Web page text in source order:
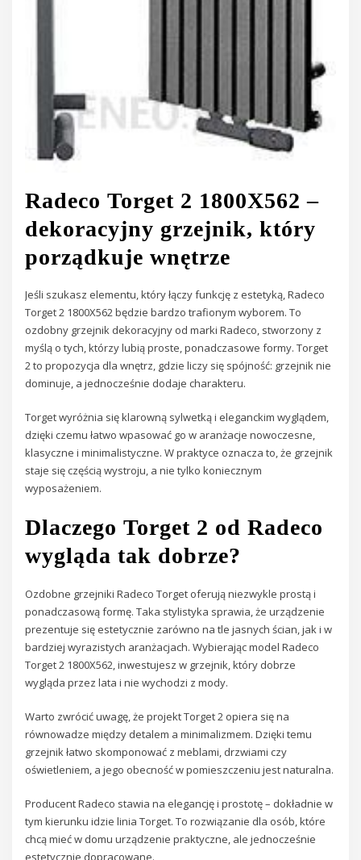
Radeco Torget 2 1800X562 –
dekoracyjny grzejnik, który
porządkuje wnętrze
Jeśli szukasz elementu, który łączy funkcję z estetyką, Radeco
Torget 2 1800X562 będzie bardzo trafionym wyborem. To
ozdobny grzejnik dekoracyjny od marki Radeco, stworzony z
myślą o tych, którzy lubią proste, ponadczasowe formy. Torget
2 to propozycja dla wnętrz, gdzie liczy się spójność: grzejnik nie
dominuje, a jednocześnie dodaje charakteru.
Torget wyróżnia się klarowną sylwetką i eleganckim wyglądem,
dzięki czemu łatwo wpasować go w aranżacje nowoczesne,
klasyczne i minimalistyczne. W praktyce oznacza to, że grzejnik
staje się częścią wystroju, a nie tylko koniecznym
wyposażeniem.
Dlaczego Torget 2 od Radeco
wygląda tak dobrze?
Ozdobne grzejniki Radeco Torget oferują niezwykle prostą i
ponadczasową formę. Taka stylistyka sprawia, że urządzenie
prezentuje się estetycznie zarówno na tle jasnych ścian, jak i w
bardziej wyrazistych aranżacjach. Wybierając model Radeco
Torget 2 1800X562, inwestujesz w grzejnik, który dobrze
wygląda przez lata i nie wychodzi z mody.
Warto zwrócić uwagę, że projekt Torget 2 opiera się na
równowadze między detalem a minimalizmem. Dzięki temu
grzejnik łatwo skomponować z meblami, drzwiami czy
oświetleniem, a jego obecność w pomieszczeniu jest naturalna.
Producent Radeco stawia na elegancję i prostotę – dokładnie w
tym kierunku idzie linia Torget. To rozwiązanie dla osób, które
chcą mieć w domu urządzenie praktyczne, ale jednocześnie
estetycznie dopracowane.